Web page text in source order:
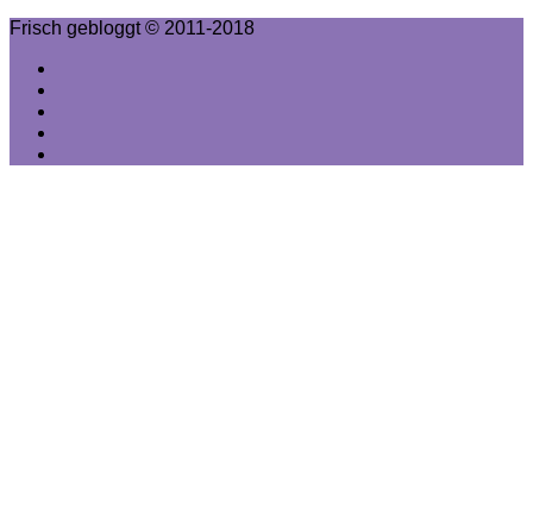
Frisch gebloggt © 2011-2018